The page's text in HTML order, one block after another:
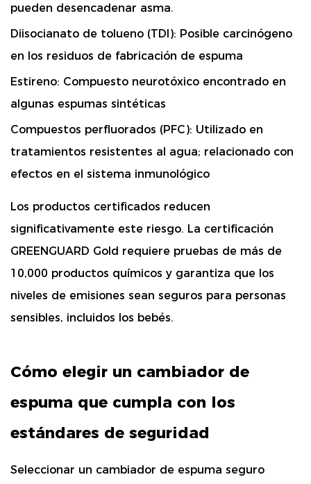
pueden desencadenar asma.
Diisocianato de tolueno (TDI): Posible carcinógeno
en los residuos de fabricación de espuma
Estireno: Compuesto neurotóxico encontrado en
algunas espumas sintéticas
Compuestos perfluorados (PFC): Utilizado en
tratamientos resistentes al agua; relacionado con
efectos en el sistema inmunológico
Los productos certificados reducen
significativamente este riesgo. La certificación
GREENGUARD Gold requiere pruebas de más de
10,000 productos químicos y garantiza que los
niveles de emisiones sean seguros para personas
sensibles, incluidos los bebés.
Cómo elegir un cambiador de
espuma que cumpla con los
estándares de seguridad
Seleccionar un cambiador de espuma seguro